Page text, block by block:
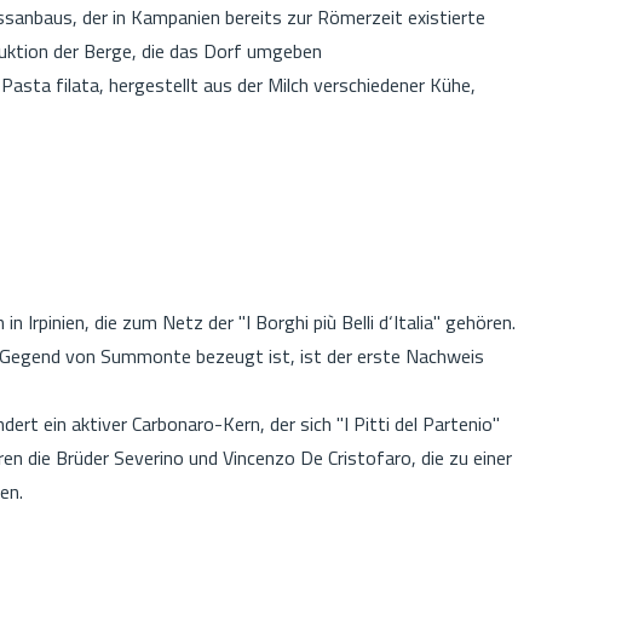
der in Kampanien bereits zur Römerzeit existierte
der Berge, die das Dorf umgeben
filata, hergestellt aus der Milch verschiedener Kühe,
Irpinien, die zum Netz der "I Borghi più Belli d‘Italia" gehören.
von Summonte bezeugt ist, ist der erste Nachweis
ein aktiver Carbonaro-Kern, der sich "I Pitti del Partenio"
die Brüder Severino und Vincenzo De Cristofaro, die zu einer